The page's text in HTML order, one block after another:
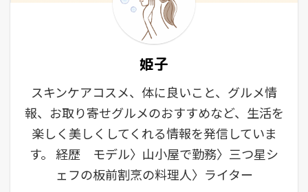
姫子
スキンケアコスメ、体に良いこと、グルメ情
報、お取り寄せグルメのおすすめなど、生活を
楽しく美しくしてくれる情報を発信していま
す。 経歴 モデル〉山小屋で勤務〉三つ星シ
ェフの板前割烹の料理人〉ライター